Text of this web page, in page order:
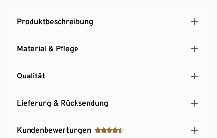
Produktbeschreibung
Material & Pflege
Qualität
Lieferung & Rücksendung
Kundenbewertungen